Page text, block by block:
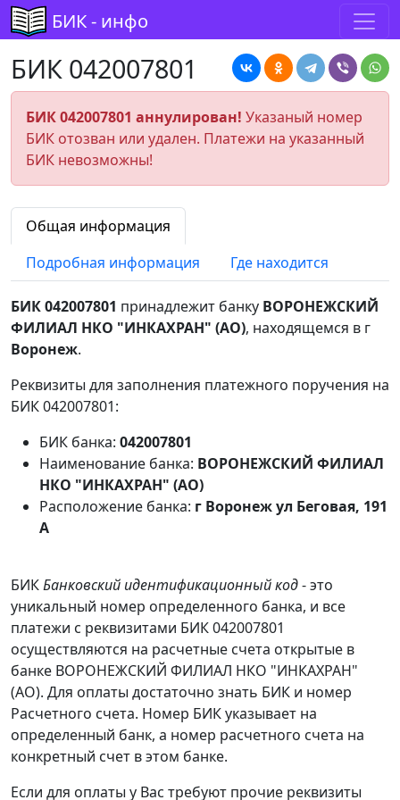
БИК - инфо
БИК 042007801
БИК 042007801 аннулирован! Указаный номер
БИК отозван или удален. Платежи на указанный
БИК невозможны!
Общая информация
Подробная информация
Где находится
БИК 042007801 принадлежит банку ВОРОНЕЖСКИЙ
ФИЛИАЛ НКО "ИНКАХРАН" (АО), находящемся в г
Воронеж.
Реквизиты для заполнения платежного поручения на
БИК 042007801:
БИК банка: 042007801
Наименование банка: ВОРОНЕЖСКИЙ ФИЛИАЛ
НКО "ИНКАХРАН" (АО)
Расположение банка: г Воронеж ул Беговая, 191
А
БИКБанковский идентификационный код- это
уникальный номер определенного банка, и все
платежи с реквизитами БИК 042007801
осуществляются на расчетные счета открытые в
банке ВОРОНЕЖСКИЙ ФИЛИАЛ НКО "ИНКАХРАН"
(АО). Для оплаты достаточно знать БИК и номер
Расчетного счета. Номер БИК указывает на
определенный банк, а номер расчетного счета на
конкретный счет в этом банке.
Если для оплаты у Вас требуют прочие реквизиты